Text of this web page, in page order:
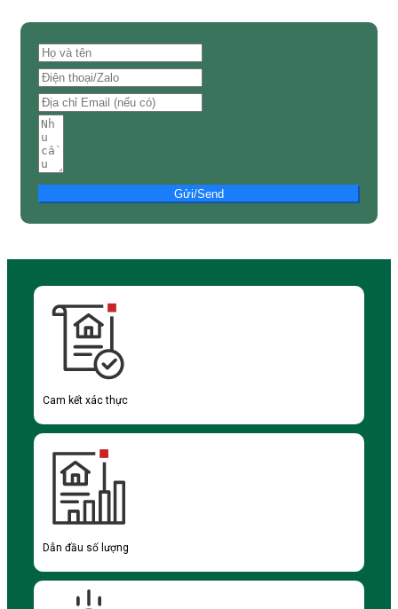
Gửi/Send
Cam kết xác thực
Dẫn đầu số lượng